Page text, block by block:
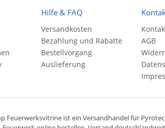
Hilfe & FAQ
Versandkosten
Bezahlung und Rabatte
Bestellvorgang
Auslieferung
AGB
Feuerwerksvitrine ist ein Versandhandelfür